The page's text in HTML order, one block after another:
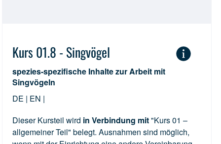
Kurs 01.8 - Singvögel
spezies-spezifische Inhalte zur Arbeit mit
Singvögeln
DE | EN |
Dieser Kursteil wird in Verbindung mit"Kurs 01 –
allgemeiner Teil" belegt. Ausnahmen sind möglich,